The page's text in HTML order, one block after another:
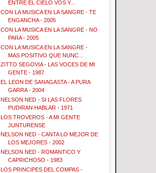
ENTRE EL CIELO VOS Y...
CON LA MUSICA EN LA SANGRE - TE
ENGANCHA - 2005
CON LA MUSICA EN LA SANGRE - NO
PARA - 2005
CON LA MUSICA EN LA SANGRE -
MAS POSITIVO QUE NUNC...
ZITTO SEGOVIA - LAS VOCES DE MI
GENTE - 1987
EL LEON DE SANAGASTA - A PURA
GARRA - 2004
NELSON NED - SI LAS FLORES
PUDIRAN HABLAR - 1971
LOS TROVEROS - A MI GENTE
JUNTURENSE
NELSON NED - CANTA LO MEJOR DE
LOS MEJORES - 2002
NELSON NED - ROMANTICO Y
CAPRICHOSO - 1983
LOS PRINCIPES DEL COMPAS -